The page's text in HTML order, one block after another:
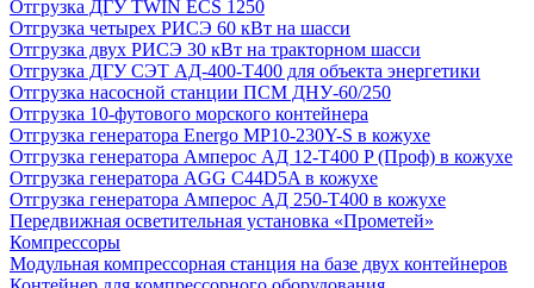
Отгрузка ДГУ TWIN ECS 1250
Отгрузка четырех РИСЭ 60 кВт на шасси
Отгрузка двух РИСЭ 30 кВт на тракторном шасси
Отгрузка ДГУ СЭТ АД-400-Т400 для объекта энергетики
Отгрузка насосной станции ПСМ ДНУ-60/250
Отгрузка 10-футового морского контейнера
Отгрузка генератора Energo MP10-230Y-S в кожухе
Отгрузка генератора Амперос АД 12-Т400 P (Проф) в кожухе
Отгрузка генератора AGG C44D5A в кожухе
Отгрузка генератора Амперос АД 250-Т400 в кожухе
Передвижная осветительная установка «Прометей»
Компрессоры
Модульная компрессорная станция на базе двух контейнеров